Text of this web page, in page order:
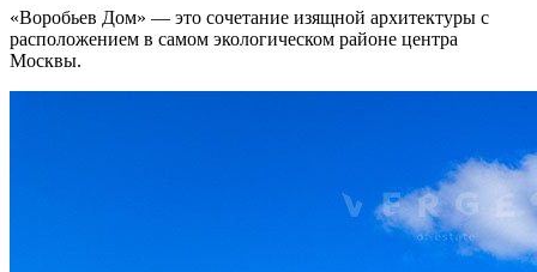
«Воробьев Дом» — это сочетание изящной архитектуры с
расположением в самом экологическом районе центра
Москвы.